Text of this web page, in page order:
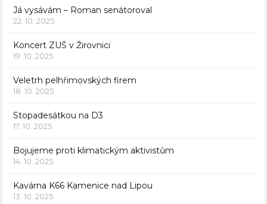
Já vysávám – Roman senátoroval
22. 10. 2025
Koncert ZUŠ v Žirovnici
19. 10. 2025
Veletrh pelhřimovských firem
18. 10. 2025
Stopadesátkou na D3
17. 10. 2025
Bojujeme proti klimatickým aktivistům
14. 10. 2025
Kavárna K66 Kamenice nad Lipou
13. 10. 2025